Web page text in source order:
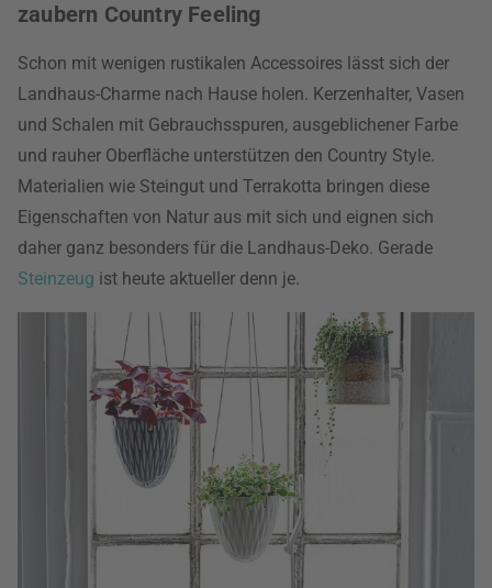
zaubern Country Feeling
Schon mit wenigen rustikalen Accessoires lässt sich der
Landhaus-Charme nach Hause holen. Kerzenhalter, Vasen
und Schalen mit Gebrauchsspuren, ausgeblichener Farbe
und rauher Oberfläche unterstützen den Country Style.
Materialien wie Steingut und Terrakotta bringen diese
Eigenschaften von Natur aus mit sich und eignen sich
daher ganz besonders für die Landhaus-Deko. Gerade
Steinzeug ist heute aktueller denn je.